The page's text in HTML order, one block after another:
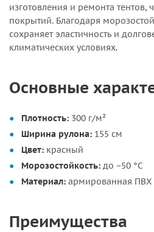
изготовления и ремонта тентов,
покрытий. Благодаря
сохраняет эластичность и
климатических условиях.
Основные
Плотность: 300 г/м²
Ширина рулона: 155 см
Цвет: красный
Морозостойкость: до −50 °C
Материал: армированная ПВХ
Преимущества